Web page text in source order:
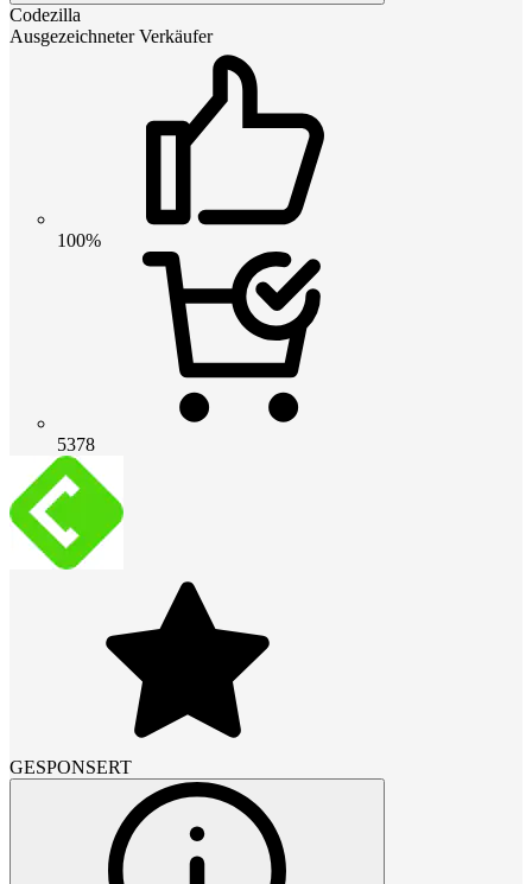
Codezilla
Ausgezeichneter Verkäufer
100%
5378
GESPONSERT